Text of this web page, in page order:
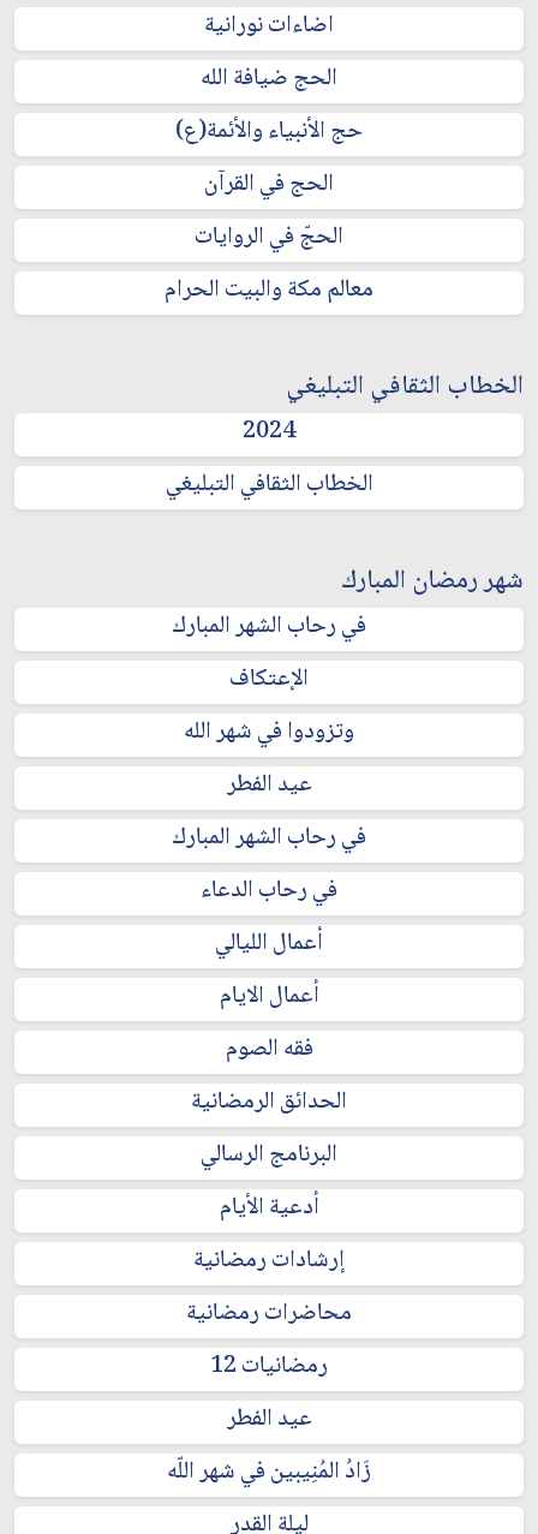
اضاءات نورانية
الحج ضيافة الله
حج الأنبياء والأئمة(ع)
الحج في القرآن
الحجّ في الروايات
معالم مكة والبيت الحرام
الخطاب الثقافي التبليغي
2024
الخطاب الثقافي التبليغي
شهر رمضان المبارك
في رحاب الشهر المبارك
الإعتكاف
وتزودوا في شهر الله
عيد الفطر
في رحاب الشهر المبارك
في رحاب الدعاء
أعمال الليالي
أعمال الايام
فقه الصوم
الحدائق الرمضانية
البرنامج الرسالي
أدعية الأيام
إرشادات رمضانية
محاضرات رمضانية
رمضانيات 12
عيد الفطر
زَادُ المُنِيبين في شهر اللّه
ليلة القدر